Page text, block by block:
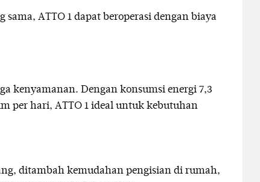
ATTO 1 dapat beroperasi dengan biaya
kenyamanan. Dengan konsumsi energi 7,3
per hari, ATTO 1 ideal untuk kebutuhan
ditambah kemudahan pengisian di rumah,